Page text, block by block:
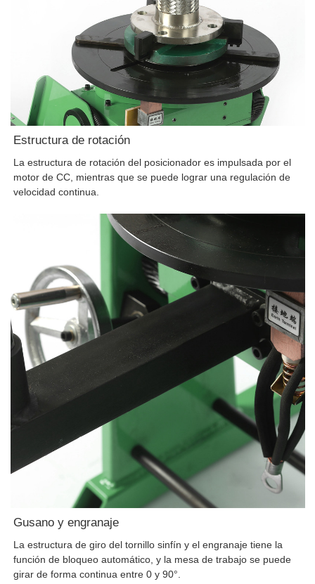
Estructura de rotación
La estructura de rotación del posicionador es impulsada por el
motor de CC, mientras que se puede lograr una regulación de
velocidad continua.
Gusano y engranaje
La estructura de giro del tornillo sinfín y el engranaje tiene la
función de bloqueo automático, y la mesa de trabajo se puede
girar de forma continua entre 0 y 90°.